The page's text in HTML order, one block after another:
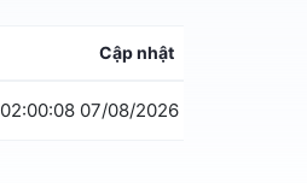
Cập nhật
02:00:08 07/08/2026